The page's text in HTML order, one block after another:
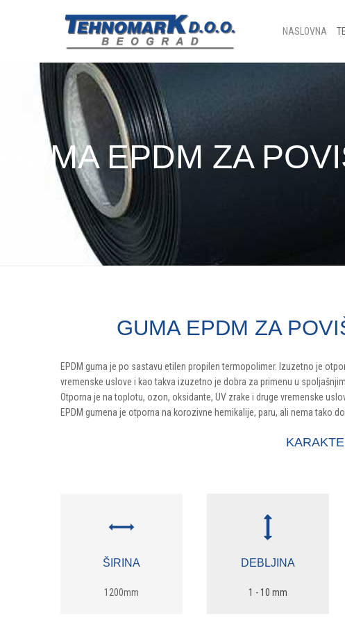
NASLOVNA
GUMA EPDM ZA
GUMA EPDM ZA
EPDM guma je po sastavu etilen propilen termopolimer. Izuzetno je
vremenske uslove i kao takva izuzetno je dobra za primenu u
Otporna je na toplotu, ozon, oksidante, UV zrake i druge vremenske
EPDM gumena je otporna na korozivne hemikalije, paru, ali nema tako
ŠIRINA
1200mm
DEBLJINA
1 - 10 mm